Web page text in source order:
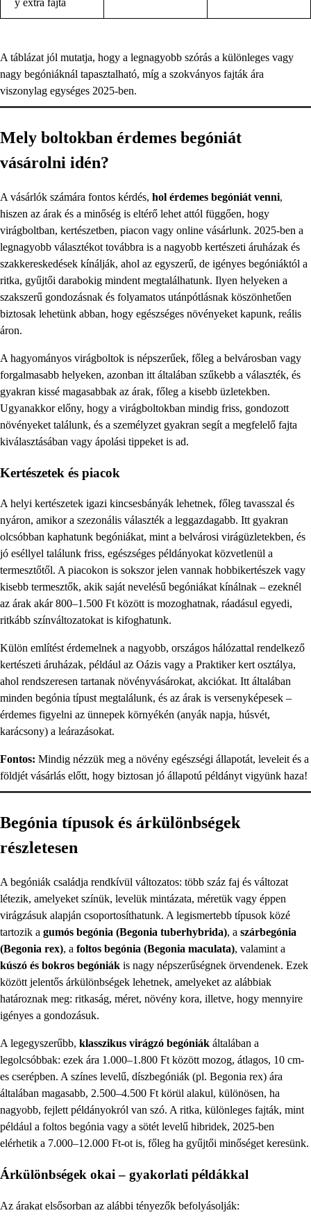
y extra fajta
A táblázat jól mutatja, hogy a legnagyobb szórás a különleges vagy
nagy begóniáknál tapasztalható, míg a szokványos fajták ára
viszonylag egységes 2025-ben.
Mely boltokban érdemes begóniát
vásárolni idén?
A vásárlók számára fontos kérdés, hol érdemes begóniát venni,
hiszen az árak és a minőség is eltérő lehet attól függően, hogy
virágboltban, kertészetben, piacon vagy online vásárlunk. 2025-ben a
legnagyobb választékot továbbra is a nagyobb kertészeti áruházak és
szakkereskedések kínálják, ahol az egyszerű, de igényes begóniáktól a
ritka, gyűjtői darabokig mindent megtalálhatunk. Ilyen helyeken a
szakszerű gondozásnak és folyamatos utánpótlásnak köszönhetően
biztosak lehetünk abban, hogy egészséges növényeket kapunk, reális
áron.
A hagyományos virágboltok is népszerűek, főleg a belvárosban vagy
forgalmasabb helyeken, azonban itt általában szűkebb a választék, és
gyakran kissé magasabbak az árak, főleg a kisebb üzletekben.
Ugyanakkor előny, hogy a virágboltokban mindig friss, gondozott
növényeket találunk, és a személyzet gyakran segít a megfelelő fajta
kiválasztásában vagy ápolási tippeket is ad.
Kertészetek és piacok
A helyi kertészetek igazi kincsesbányák lehetnek, főleg tavasszal és
nyáron, amikor a szezonális választék a leggazdagabb. Itt gyakran
olcsóbban kaphatunk begóniákat, mint a belvárosi virágüzletekben, és
jó eséllyel találunk friss, egészséges példányokat közvetlenül a
termesztőtől. A piacokon is sokszor jelen vannak hobbikertészek vagy
kisebb termesztők, akik saját nevelésű begóniákat kínálnak – ezeknél
az árak akár 800–1.500 Ft között is mozoghatnak, ráadásul egyedi,
ritkább színváltozatokat is kifoghatunk.
Külön említést érdemelnek a nagyobb, országos hálózattal rendelkező
kertészeti áruházak, például az Oázis vagy a Praktiker kert osztálya,
ahol rendszeresen tartanak növényvásárokat, akciókat. Itt általában
minden begónia típust megtalálunk, és az árak is versenyképesek –
érdemes figyelni az ünnepek környékén (anyák napja, húsvét,
karácsony) a leárazásokat.
Fontos: Mindig nézzük meg a növény egészségi állapotát, leveleit és a
földjét vásárlás előtt, hogy biztosan jó állapotú példányt vigyünk haza!
Begónia típusok és árkülönbségek
részletesen
A begóniák családja rendkívül változatos: több száz faj és változat
létezik, amelyeket színük, levelük mintázata, méretük vagy éppen
virágzásuk alapján csoportosíthatunk. A legismertebb típusok közé
tartozik a gumós begónia (Begonia tuberhybrida), a szárbegónia
(Begonia rex), a foltos begónia (Begonia maculata), valamint a
kúszó és bokros begóniák is nagy népszerűségnek örvendenek. Ezek
között jelentős árkülönbségek lehetnek, amelyeket az alábbiak
határoznak meg: ritkaság, méret, növény kora, illetve, hogy mennyire
igényes a gondozásuk.
A legegyszerűbb, klasszikus virágzó begóniák általában a
legolcsóbbak: ezek ára 1.000–1.800 Ft között mozog, átlagos, 10 cm-
es cserépben. A színes levelű, díszbegóniák (pl. Begonia rex) ára
általában magasabb, 2.500–4.500 Ft körül alakul, különösen, ha
nagyobb, fejlett példányokról van szó. A ritka, különleges fajták, mint
például a foltos begónia vagy a sötét levelű hibridek, 2025-ben
elérhetik a 7.000–12.000 Ft-ot is, főleg ha gyűjtői minőséget keresünk.
Árkülönbségek okai – gyakorlati példákkal
Az árakat elsősorban az alábbi tényezők befolyásolják: